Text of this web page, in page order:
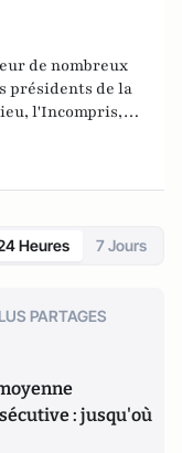
de nombreux
présidents de la
l'Incompris,
Heures 7 Jours
PARTAGES
: jusqu'où